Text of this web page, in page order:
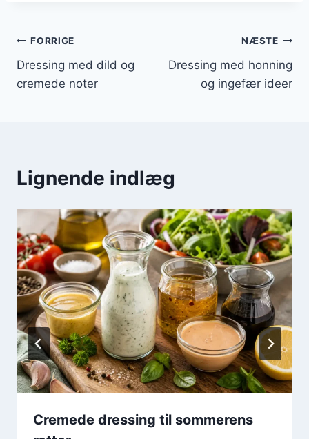
Indlægsnavigation
FORRIGE
Dressing med dild og
cremede noter
NÆSTE
Dressing med honning
og ingefær ideer
Lignende indlæg
Cremede dressing til sommerens